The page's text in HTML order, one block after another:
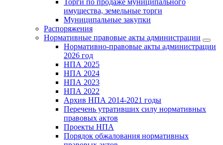
Торги по продаже муниципального
имущества, земельные торги
Муниципальные закупки
Распоряжения
Нормативные правовые акты администрации
Нормативно-правовые акты администрации
2026 год
НПА 2025
НПА 2024
НПА 2023
НПА 2022
Архив НПА 2014-2021 годы
Перечень утративших силу нормативных
правовых актов
Проекты НПА
Порядок обжалования нормативных